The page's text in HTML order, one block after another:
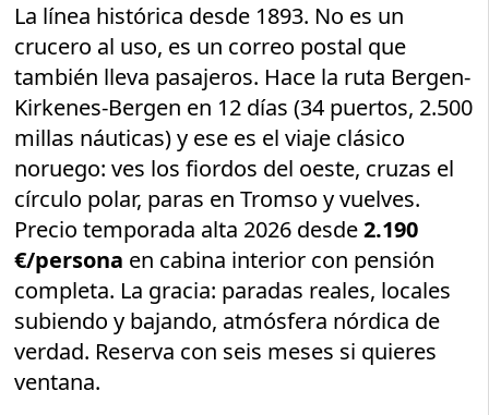
La línea histórica desde 1893. No es un
crucero al uso, es un correo postal que
también lleva pasajeros. Hace la ruta Bergen-
Kirkenes-Bergen en 12 días (34 puertos, 2.500
millas náuticas) y ese es el viaje clásico
noruego: ves los fiordos del oeste, cruzas el
círculo polar, paras en Tromso y vuelves.
Precio temporada alta 2026 desde2.190
€/persona en cabina interior con pensión
completa. La gracia: paradas reales, locales
subiendo y bajando, atmósfera nórdica de
verdad. Reserva con seis meses si quieres
ventana.